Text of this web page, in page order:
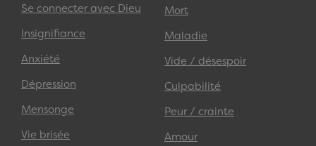
Se connecter avec Dieu
Insignifiance
Anxiété
Dépression
Mensonge
Vie brisée
Mort
Maladie
Vide / désespoir
Culpabilité
Peur / crainte
Amour